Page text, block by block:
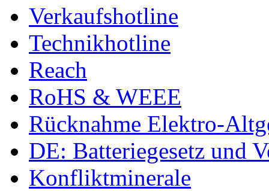
Verkaufshotline
Technikhotline
Reach
RoHS & WEEE
Rücknahme Elektro-
DE: Batteriegesetz und
Konfliktminerale